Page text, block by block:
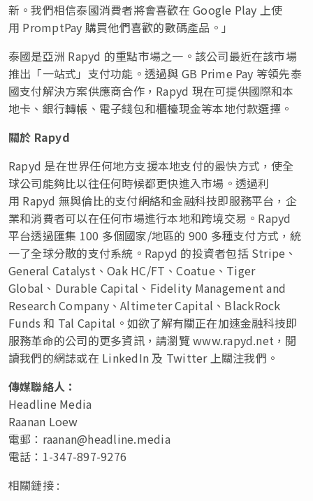
新。我們相信泰國消費者將會喜歡在 Google Play 上使
用 PromptPay 購買他們喜歡的數碼產品。」
泰國是亞洲 Rapyd 的重點市場之一。該公司最近在該市場
推出「一站式」支付功能。透過與 GB Prime Pay 等領先泰
國支付解決方案供應商合作，Rapyd 現在可提供國際和本
地卡、銀行轉帳、電子錢包和櫃檯現金等本地付款選擇。
關於 Rapyd
Rapyd 是在世界任何地方支援本地支付的最快方式，使全
球公司能夠比以往任何時候都更快進入市場。透過利
用 Rapyd 無與倫比的支付網絡和金融科技即服務平台，企
業和消費者可以在任何市場進行本地和跨境交易。Rapyd
平台透過匯集 100 多個國家/地區的 900 多種支付方式，統
一了全球分散的支付系統。Rapyd 的投資者包括 Stripe、
General Catalyst、Oak HC/FT、Coatue、Tiger
Global、Durable Capital、Fidelity Management and
Research Company、Altimeter Capital、BlackRock
Funds 和 Tal Capital。如欲了解有關正在加速金融科技即
服務革命的公司的更多資訊，請瀏覽 www.rapyd.net，閱
讀我們的網誌或在 LinkedIn 及 Twitter 上關注我們。
傳媒聯絡人：
Headline Media
Raanan Loew
電郵： raanan@headline.media
電話：1-347-897-9276
相關鏈接 :